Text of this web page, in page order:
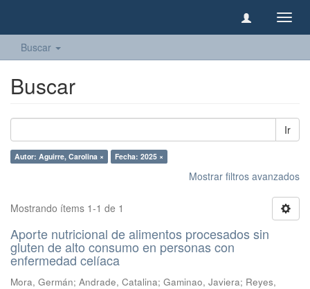
Buscar
Buscar
Ir
Autor: Aguirre, Carolina × Fecha: 2025 ×
Mostrar filtros avanzados
Mostrando ítems 1-1 de 1
Aporte nutricional de alimentos procesados sin
gluten de alto consumo en personas con
enfermedad celíaca
Mora, Germán; Andrade, Catalina; Gaminao, Javiera; Reyes,